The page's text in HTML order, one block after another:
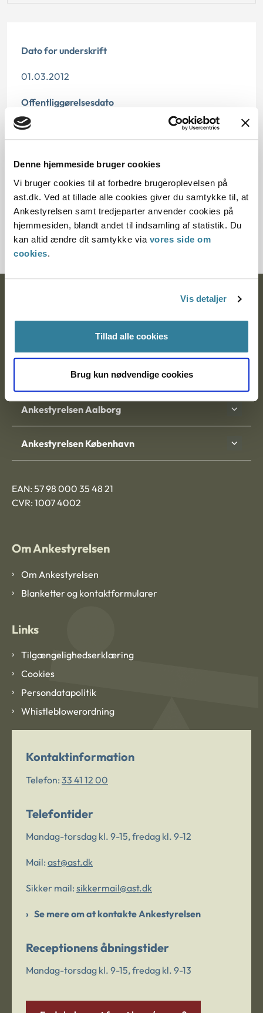
Denne hjemmeside bruger cookies
Vi bruger cookies til at forbedre brugeroplevelsen på
ast.dk. Ved at tillade alle cookies giver du samtykke til, at
Ankestyrelsen samt tredjeparter anvender cookies på
hjemmesiden, blandt andet til indsamling af statistik. Du
kan altid ændre dit samtykke via vores side om
cookies.
Vis detaljer
Tillad alle cookies
Brug kun nødvendige cookies
Dato for underskrift
01.03.2012
Offentliggørelsesdato
10.07.2013
§ 7 § 32
Journalnummer
7200122-11
Postadresse:
Nytorv 7, 2. sal
9000 Aalborg
Ankestyrelsen Aalborg
Ankestyrelsen København
EAN: 57 98 000 35 48 21
CVR: 1007 4002
Om Ankestyrelsen
Om Ankestyrelsen
Blanketter og kontaktformularer
Links
Tilgængelighedserklæring
Cookies
Persondatapolitik
Whistleblowerordning
Kontaktinformation
Telefon: 33 41 12 00
Telefontider
Mandag-torsdag kl. 9-15, fredag kl. 9-12
Mail: ast@ast.dk
Sikker mail: sikkermail@ast.dk
Se mere om at kontakte Ankestyrelsen
Receptionens åbningstider
Mandag-torsdag kl. 9-15, fredag kl. 9-13